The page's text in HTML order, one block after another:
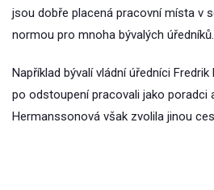
jsou dobře placená pracovní místa v
normou pro mnoha bývalých úředníků.
Například bývalí vládní úředníci
po odstoupení pracovali jako poradci
Hermanssonová však zvolila jinou